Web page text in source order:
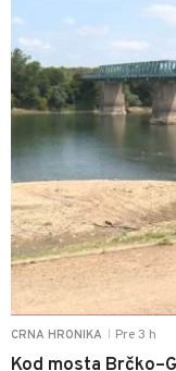
CRNA HRONIKA Pre 3 h
Kod mosta